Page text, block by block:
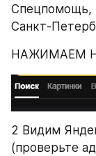
Спецпомощь,
Санкт-
НАЖИМАЕМ
2 Видим
(проверьте